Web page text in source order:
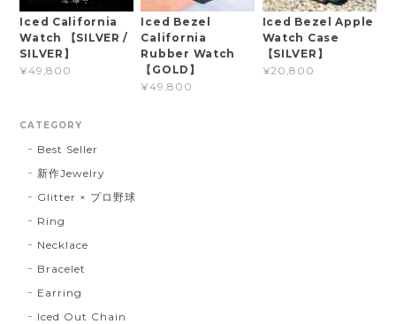
Iced California
Watch 【SILVER /
SILVER】
¥49,800
Iced Bezel
California
Rubber Watch
【GOLD】
¥49,800
Iced Bezel Apple
Watch Case
【SILVER】
¥20,800
CATEGORY
Best Seller
新作Jewelry
Glitter × プロ野球
Ring
Necklace
Bracelet
Earring
Iced Out Chain